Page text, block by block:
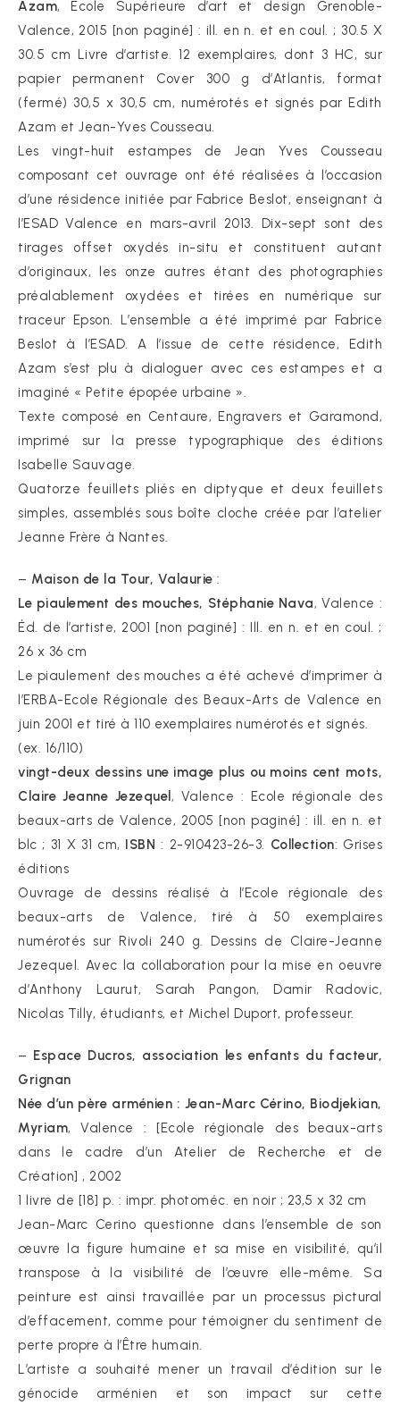
Azam, Ecole Supérieure d’art et design Grenoble-
Valence, 2015 [non paginé] : ill. en n. et en coul. ; 30.5 X
30.5 cm Livre d’artiste. 12 exemplaires, dont 3 HC, sur
papier permanent Cover 300 g d’Atlantis, format
(fermé) 30,5 x 30,5 cm, numérotés et signés par Edith
Azam et Jean-Yves Cousseau.
Les vingt-huit estampes de Jean Yves Cousseau
composant cet ouvrage ont été réalisées à l’occasion
d’une résidence initiée par Fabrice Beslot, enseignant à
l’ESAD Valence en mars-avril 2013. Dix-sept sont des
tirages offset oxydés in-situ et constituent autant
d’originaux, les onze autres étant des photographies
préalablement oxydées et tirées en numérique sur
traceur Epson. L’ensemble a été imprimé par Fabrice
Beslot à l’ESAD. A l’issue de cette résidence, Edith
Azam s’est plu à dialoguer avec ces estampes et a
imaginé « Petite épopée urbaine ».
Texte composé en Centaure, Engravers et Garamond,
imprimé sur la presse typographique des éditions
Isabelle Sauvage.
Quatorze feuillets pliés en diptyque et deux feuillets
simples, assemblés sous boîte cloche créée par l’atelier
Jeanne Frère à Nantes.
– Maison de la Tour, Valaurie :
Le piaulement des mouches, Stéphanie Nava, Valence :
Éd. de l’artiste, 2001 [non paginé] : Ill. en n. et en coul. ;
26 x 36 cm
Le piaulement des mouches a été achevé d’imprimer à
l’ERBA-Ecole Régionale des Beaux-Arts de Valence en
juin 2001 et tiré à 110 exemplaires numérotés et signés.
(ex. 16/110)
vingt-deux dessins une image plus ou moins cent mots,
Claire Jeanne Jezequel , Valence : Ecole régionale des
beaux-arts de Valence, 2005 [non paginé] : ill. en n. et
blc ; 31 X 31 cm, ISBN : 2-910423-26-3. Collection: Grises
éditions
Ouvrage de dessins réalisé à l’Ecole régionale des
beaux-arts de Valence, tiré à 50 exemplaires
numérotés sur Rivoli 240 g. Dessins de Claire-Jeanne
Jezequel. Avec la collaboration pour la mise en oeuvre
d’Anthony Laurut, Sarah Pangon, Damir Radovic,
Nicolas Tilly, étudiants, et Michel Duport, professeur.
– Espace Ducros, association les enfants du facteur,
Grignan
Née d’un père arménien : Jean-Marc Cérino, Biodjekian,
Myriam, Valence : [Ecole régionale des beaux-arts
dans le cadre d’un Atelier de Recherche et de
Création] , 2002
1 livre de [18] p. : impr. photoméc. en noir ; 23,5 x 32 cm
Jean-Marc Cerino questionne dans l’ensemble de son
œuvre la figure humaine et sa mise en visibilité, qu’il
transpose à la visibilité de l’œuvre elle-même. Sa
peinture est ainsi travaillée par un processus pictural
d’effacement, comme pour témoigner du sentiment de
perte propre à l’Être humain.
L’artiste a souhaité mener un travail d’édition sur le
génocide arménien et son impact sur cette